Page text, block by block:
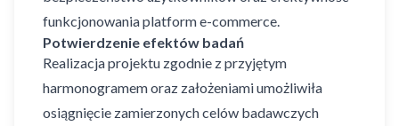
funkcjonowania platform e-commerce.
Potwierdzenie efektów badań
Realizacja projektu zgodnie z przyjętym
harmonogramem oraz założeniami umożliwiła
osiągnięcie zamierzonych celów badawczych